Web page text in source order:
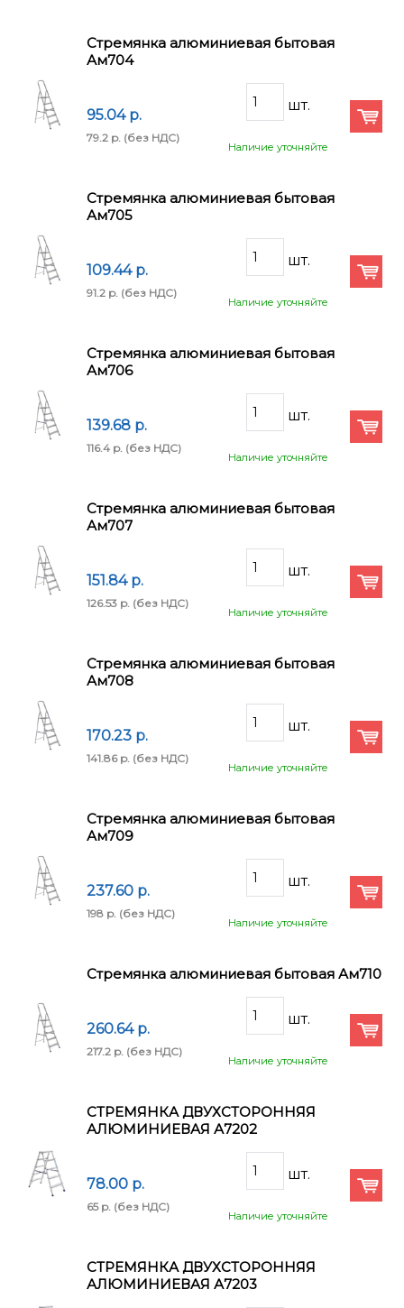
Стремянка алюминиевая бытовая
Ам704
95.04 p.
79.2 p. (без НДС)
Наличие уточняйте
Стремянка алюминиевая бытовая
Ам705
109.44 p.
91.2 p. (без НДС)
Наличие уточняйте
Стремянка алюминиевая бытовая
Ам706
139.68 p.
116.4 p. (без НДС)
Наличие уточняйте
Стремянка алюминиевая бытовая
Ам707
151.84 p.
126.53 p. (без НДС)
Наличие уточняйте
Стремянка алюминиевая бытовая
Ам708
170.23 p.
141.86 p. (без НДС)
Наличие уточняйте
Стремянка алюминиевая бытовая
Ам709
237.60 p.
198 p. (без НДС)
Наличие уточняйте
Стремянка алюминиевая бытовая Ам710
260.64 p.
217.2 p. (без НДС)
Наличие уточняйте
СТРЕМЯНКА ДВУХСТОРОННЯЯ
АЛЮМИНИЕВАЯ А7202
78.00 p.
65 p. (без НДС)
Наличие уточняйте
СТРЕМЯНКА ДВУХСТОРОННЯЯ
АЛЮМИНИЕВАЯ А7203